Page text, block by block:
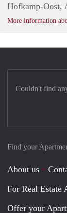
Hofkamp-Oost,
More information
Find your
About us
For Real Estate
Offer your
Couldn't find